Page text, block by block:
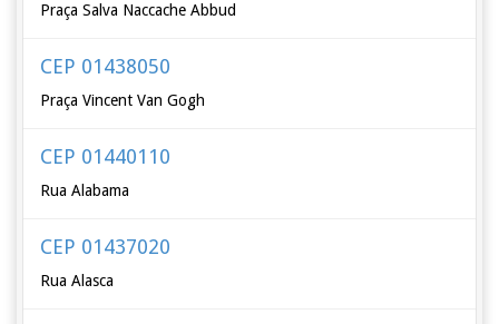
Praça Salva Naccache Abbud
CEP 01438050
Praça Vincent Van Gogh
CEP 01440110
Rua Alabama
CEP 01437020
Rua Alasca